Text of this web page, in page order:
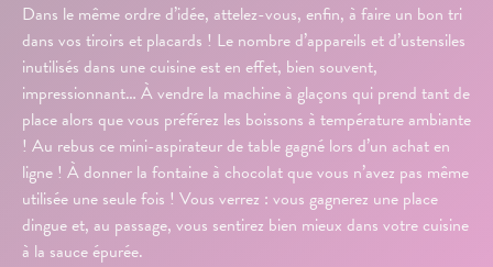
Dans le même ordre d’idée, attelez-vous, enfin, à faire un bon tri
dans vos tiroirs et placards ! Le nombre d’appareils et d’ustensiles
inutilisés dans une cuisine est en effet, bien souvent,
impressionnant… À vendre la machine à glaçons qui prend tant de
place alors que vous préférez les boissons à température ambiante
! Au rebus ce mini-aspirateur de table gagné lors d’un achat en
ligne ! À donner la fontaine à chocolat que vous n’avez pas même
utilisée une seule fois ! Vous verrez : vous gagnerez une place
dingue et, au passage, vous sentirez bien mieux dans votre cuisine
à la sauce épurée.